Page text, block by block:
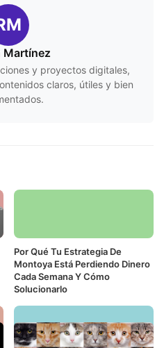
Martínez
y proyectos digitales,
claros, útiles y bien
Por Qué Tu Estrategia De
Montoya Está Perdiendo Dinero
Cada Semana Y Cómo
Solucionarlo